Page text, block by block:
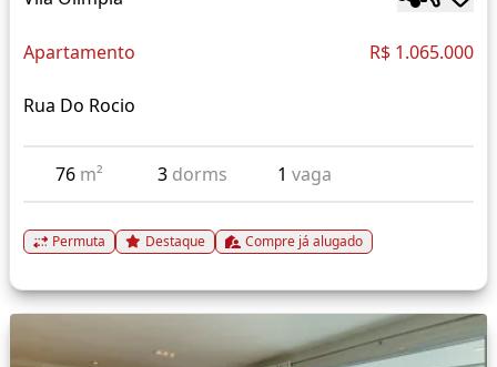
Apartamento R$ 1.065.000
Rua Do Rocio
76 m² 3 dorms 1vaga
Permuta Destaque Compre já alugado